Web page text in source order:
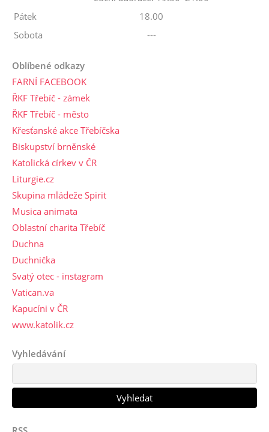
Pátek
18.00
Sobota
---
Oblíbené odkazy
FARNÍ FACEBOOK
ŘKF Třebíč - zámek
ŘKF Třebíč - město
Křesťanské akce Třebíčska
Biskupství brněnské
Katolická církev v ČR
Liturgie.cz
Skupina mládeže Spirit
Musica animata
Oblastní charita Třebíč
Duchna
Duchnička
Svatý otec - instagram
Vatican.va
Kapucíni v ČR
www.katolik.cz
Vyhledávání